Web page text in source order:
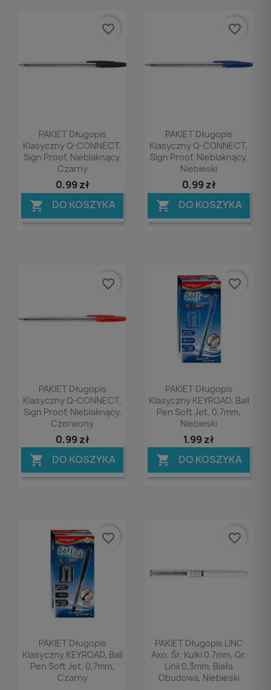
Podgląd
PAKIET Długopis
Klasyczny Q-CONNECT,
Sign Proof, Nieblaknący,
Czarny
0,99 zł
 DO KOSZYKA
favorite_border
Podgląd
PAKIET Długopis
Klasyczny Q-CONNECT,
Sign Proof, Nieblaknący,
Niebieski
0,99 zł
 DO KOSZYKA
favorite_border
Podgląd
PAKIET Długopis
Klasyczny Q-CONNECT,
Sign Proof, Nieblaknący,
Czerwony
0,99 zł
 DO KOSZYKA
favorite_border
Podgląd
PAKIET Długopis
Klasyczny KEYROAD, Ball
Pen Soft Jet, 0,7mm,
Niebieski
1,99 zł
 DO KOSZYKA
favorite_border
Podgląd
PAKIET Długopis
Klasyczny KEYROAD, Ball
Pen Soft Jet, 0,7mm,
Czarny
favorite_border
Podgląd
PAKIET Długopis LINC
Axo, Śr. Kulki 0,7mm, Gr.
Linii 0,3mm, Biała
Obudowa, Niebieski
favorite_border